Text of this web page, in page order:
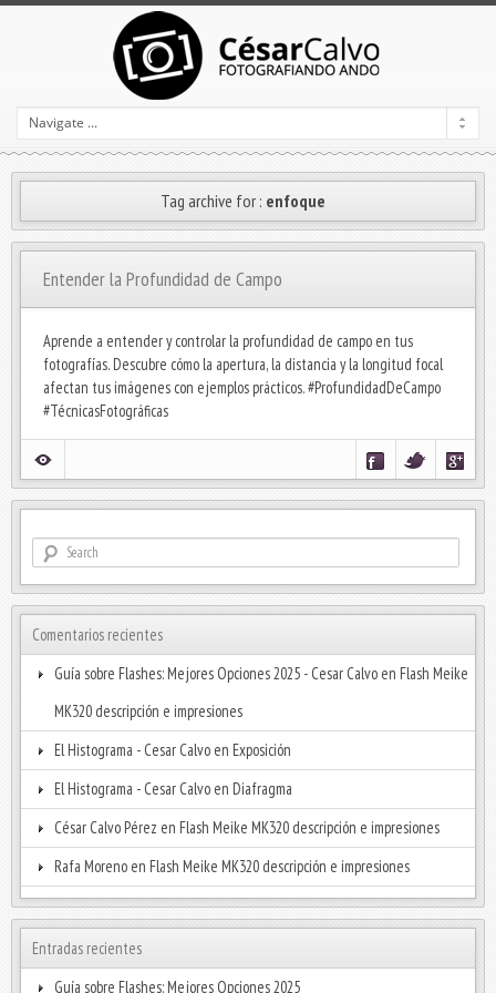
Tag archive for : enfoque
Entender la Profundidad de Campo
Aprende a entender y controlar la profundidad de campo en tus
fotografías. Descubre cómo la apertura, la distancia y la longitud focal
afectan tus imágenes con ejemplos prácticos. #ProfundidadDeCampo
#TécnicasFotográficas
Comentarios recientes
Guía sobre Flashes: Mejores Opciones 2025 - Cesar Calvo en Flash Meike
MK320 descripción e impresiones
El Histograma - Cesar Calvo en Exposición
El Histograma - Cesar Calvo en Diafragma
César Calvo Pérez en Flash Meike MK320 descripción e impresiones
Rafa Moreno en Flash Meike MK320 descripción e impresiones
Entradas recientes
Guía sobre Flashes: Mejores Opciones 2025